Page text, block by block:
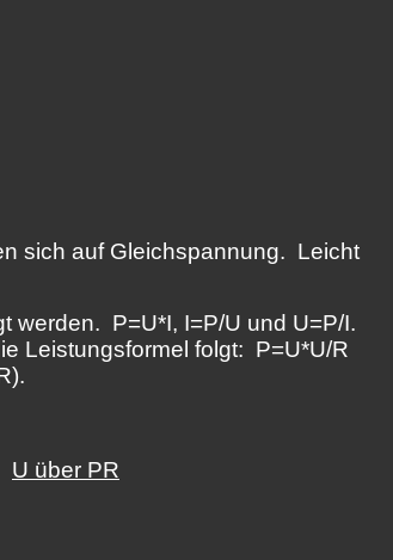
sich auf Gleichspannung. Leicht
werden. P=U*I, I=P/U und U=P/I.
Leistungsformel folgt: P=U*U/R
U über PR